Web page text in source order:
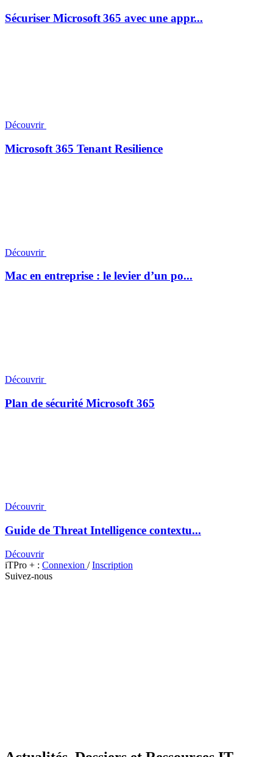
Sécuriser Microsoft 365 avec une appr...
Découvrir
Microsoft 365 Tenant Resilience
Découvrir
Mac en entreprise : le levier d’un po...
Découvrir
Plan de sécurité Microsoft 365
Découvrir
Guide de Threat Intelligence contextu...
Découvrir
iTPro + : Connexion /Inscription
Suivez-nous